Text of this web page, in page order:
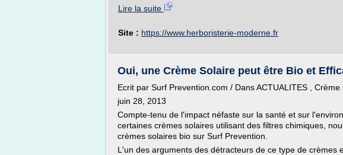
Lire la suite
Site : https://www.herboristerie-moderne.fr
Oui, une Crème Solaire peut être Bio et
Ecrit par Surf Prevention.com / Dans ACTUALITES , Crème
juin 28, 2013
Compte-tenu de l'impact néfaste sur la santé et sur
certaines crèmes solaires utilisant des filtres chimiques,
crèmes solaires bio sur Surf Prevention.
L'un des arguments des détracteurs de ce type de crèmes